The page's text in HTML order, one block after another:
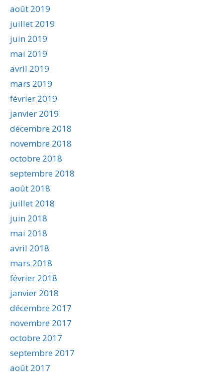
août 2019
juillet 2019
juin 2019
mai 2019
avril 2019
mars 2019
février 2019
janvier 2019
décembre 2018
novembre 2018
octobre 2018
septembre 2018
août 2018
juillet 2018
juin 2018
mai 2018
avril 2018
mars 2018
février 2018
janvier 2018
décembre 2017
novembre 2017
octobre 2017
septembre 2017
août 2017